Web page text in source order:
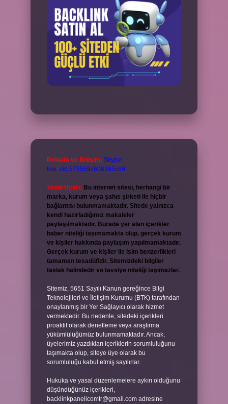
Reklam ve İletişim: Skype:
live:.cid.575569c608265c69
Yasal Uyarı: Bu internet sitesi, herhangi bir
marka, kurum veya şahıs şirketi ile hiçbir
bağlantısı bulunmamaktadır. Sitede yalnızca
kendi hazırladığımız makaleler
paylaşılmaktadır. Burada yer alan içerikler
haber niteliği taşımamakta olup, gerçek kurum
ve kişiler hakkında paylaşım yapılmamaktadır.
Gerçek kurum ve kişiler ile isim benzerlikleri
tamamen tesadüfidir. Sitemizdeki bilgiler
taslak halindedir ve tavsiye niteliği taşımazlar.
Sitemiz, 5651 Sayılı Kanun gereğince Bilgi
Teknolojileri ve İletişim Kurumu (BTK) tarafından
onaylanmış bir Yer Sağlayıcı olarak hizmet
vermektedir. Bu nedenle, sitedeki içerikleri
proaktif olarak denetleme veya araştırma
yükümlülüğümüz bulunmamaktadır. Ancak,
üyelerimiz yazdıkları içeriklerin sorumluluğunu
taşımakta olup, siteye üye olarak bu
sorumluluğu kabul etmiş sayılırlar.
Hukuka ve yasal düzenlemelere aykırı olduğunu
düşündüğünüz içerikleri,
backlinkpanelicomtr@gmail.com adresine